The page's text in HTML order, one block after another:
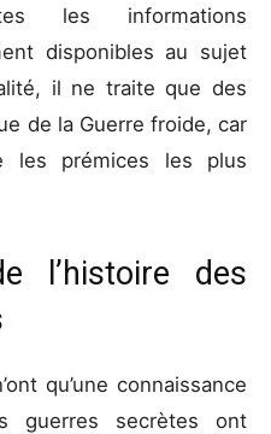
les informations
disponibles au sujet
il ne traite que des
de la Guerre froide, car
les prémices les plus
l’histoire des
qu’une connaissance
guerres secrètes ont